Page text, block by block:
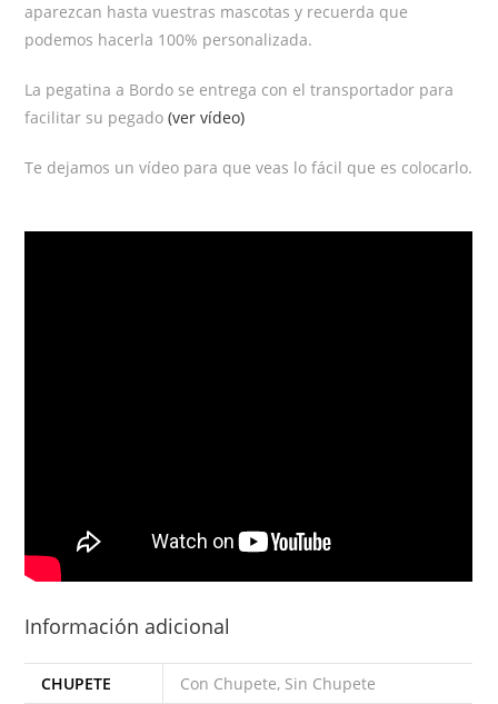
aparezcan hasta vuestras mascotas y recuerda que
podemos hacerla 100% personalizada.
La pegatina a Bordo se entrega con el transportador para
facilitar su pegado(ver vídeo)
Te dejamos un vídeo para que veas lo fácil que es colocarlo.
Información adicional
CHUPETE Con Chupete, Sin Chupete